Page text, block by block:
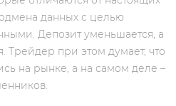
данных с целью
Депозит уменьшается, а
Трейдер при этом думает, что
на рынке, а на самом деле –